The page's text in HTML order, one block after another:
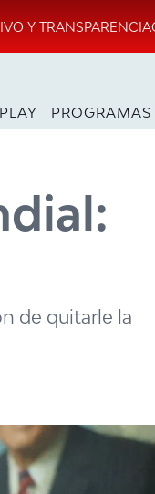
Y TRANSPARENCIA
PROGRAMAS
de quitarle la